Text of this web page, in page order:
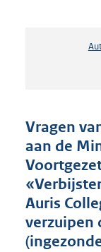
Vragen
aan de
Auris
verzuipen